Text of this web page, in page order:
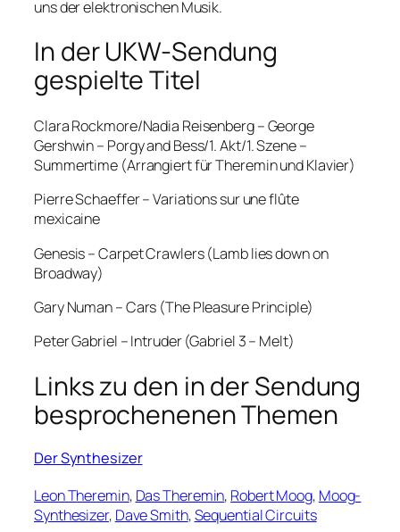
uns der elektronischen Musik.
In der UKW-Sendung
gespielte Titel
Clara Rockmore/Nadia Reisenberg – George
Gershwin – Porgy and Bess/1. Akt/1. Szene –
Summertime (Arrangiert für Theremin und Klavier)
Pierre Schaeffer – Variations sur une flûte
mexicaine
Genesis – Carpet Crawlers (Lamb lies down on
Broadway)
Gary Numan – Cars (The Pleasure Principle)
Peter Gabriel – Intruder (Gabriel 3 – Melt)
Links zu den in der Sendung
besprochenenen Themen
Der Synthesizer
Leon Theremin, Das Theremin, Robert Moog, Moog-
Synthesizer, Dave Smith,Sequential Circuits